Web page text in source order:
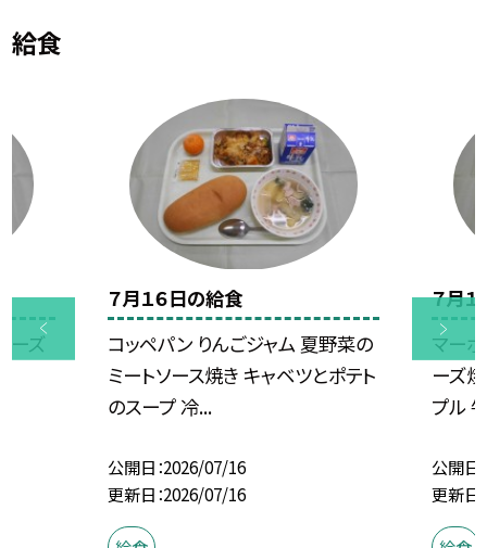
給食
ーズ
７月１６日の給食
コッペパン りんごジャム 夏野菜の
ミートソース焼き キャベツとポテト
のスープ 冷...
公開日 2026/07/16
更新日 2026/07/16
７月
マー
ーズ
プル
公開日
更新日